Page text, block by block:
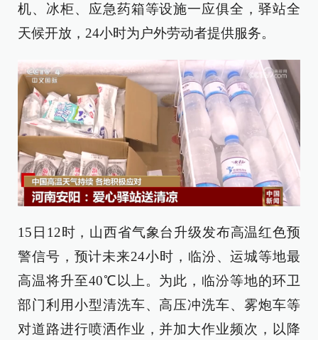
机、冰柜、应急药箱等设施一应俱全，驿站全
天候开放，24小时为户外劳动者提供服务。
15日12时，山西省气象台升级发布高温红色预
警信号，预计未来24小时，临汾、运城等地最
高温将升至40℃以上。为此，临汾等地的环卫
部门利用小型清洗车、高压冲洗车、雾炮车等
对道路进行喷洒作业，并加大作业频次，以降